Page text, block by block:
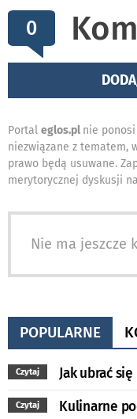
0
Portal eglos.pl nie
niezwiązane z tematem,
prawo będą usuwane.
merytorycznej dyskusji
Nie ma jeszcze
POPULARNE
Czytaj Jak ubrać
Czytaj Kulinarne